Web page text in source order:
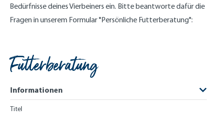
Bedürfnisse deines Vierbeiners ein. Bitte beantworte dafür die
Fragen in unserem Formular "Persönliche Futterberatung":
Futterberatung
Informationen
Titel